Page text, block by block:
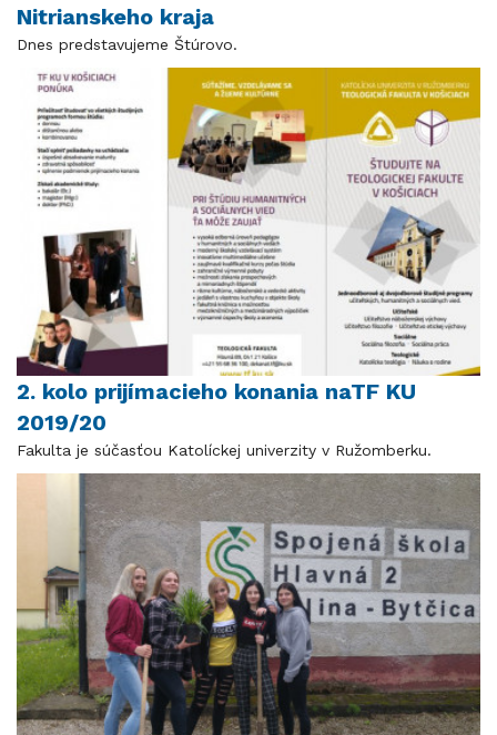
Nitrianskeho kraja
Dnes predstavujeme Štúrovo.
2. kolo prijímacieho konania naTF KU
2019/20
Fakulta je súčasťou Katolíckej univerzity v Ružomberku.